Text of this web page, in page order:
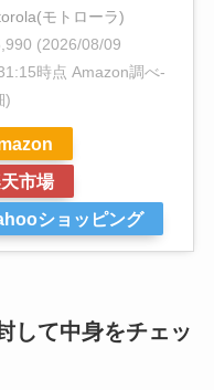
モトローラ)
(2026/08/09
時点 Amazon調べ-
)
市場
ショッピング
して中身をチェッ